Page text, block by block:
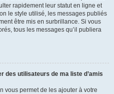
rapidement leur statut en ligne et
le style utilisé, les messages publiés
être mis en surbrillance. Si vous
tous les messages qu’il publiera
des utilisateurs de ma liste d’amis
vous permet de les ajouter à votre